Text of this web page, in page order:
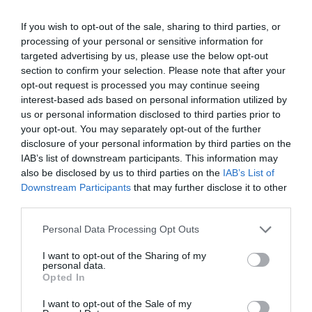
If you wish to opt-out of the sale, sharing to third parties, or
processing of your personal or sensitive information for
targeted advertising by us, please use the below opt-out
section to confirm your selection. Please note that after your
opt-out request is processed you may continue seeing
interest-based ads based on personal information utilized by
us or personal information disclosed to third parties prior to
your opt-out. You may separately opt-out of the further
disclosure of your personal information by third parties on the
IAB’s list of downstream participants. This information may
also be disclosed by us to third parties on the IAB’s List of
Downstream Participants that may further disclose it to other
Please note that this website/app uses one or more Google
not limited to your visit or usage behaviour. You may click to
grant or deny consent to Google and its third-party tags to
use your data for below specified purposes in below Google
consent section.
Personal Data Processing Opt Outs
I want to opt-out of the Sharing of my
personal data.
Opted In
I want to opt-out of the Sale of my
találkozhatunk egy arepa nevű street fooddal. A
lepény kinézetű tésztához őrölt kukoricaszemeket
vagy kukoricalisztet használnak, további
hozzávalóként pedig vizet, sót, vajat, tojást és
esetleg tejet adnak hozzá. Nem csupán sütve vagy
grillezve, hanem főzve, illetve párolva is fogyasztják,
töltelékként pedig legtöbbször hús, sajt,
paradicsom és saláta szokott belekerülni.
Takoyaki – Japán
amelyeket mi csak aranciniként ismerünk. A dél-
európai szigettől több ezer kilométerrel keletre
Japánban pedig könnyedén rábukkanhatunk
ennek a street foodnak egy távoli rokonára.